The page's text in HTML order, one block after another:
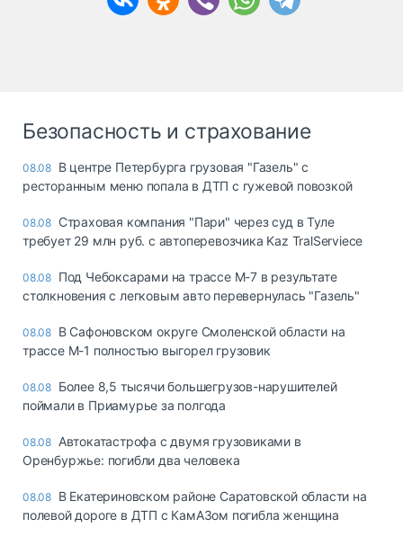
Безопасность и страхование
08.08 В центре Петербурга грузовая "Газель" с
ресторанным меню попала в ДТП с гужевой повозкой
08.08 Страховая компания "Пари" через суд в Туле
требует 29 млн руб. с автоперевозчика Kaz TralServiece
08.08 Под Чебоксарами на трассе М-7 в результате
столкновения с легковым авто перевернулась "Газель"
08.08 В Сафоновском округе Смоленской области на
трассе М-1 полностью выгорел грузовик
08.08 Более 8,5 тысячи большегрузов-нарушителей
поймали в Приамурье за полгода
08.08 Автокатастрофа с двумя грузовиками в
Оренбуржье: погибли два человека
08.08 В Екатериновском районе Саратовской области на
полевой дороге в ДТП с КамАЗом погибла женщина